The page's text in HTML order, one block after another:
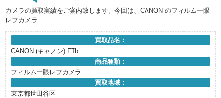
カメラの買取実績をご案内致します。今回は、CANON のフィルム一眼
レフカメラ
買取品名：
CANON (キャノン) FTb
商品種類：
フィルム一眼レフカメラ
買取地域：
東京都世田谷区